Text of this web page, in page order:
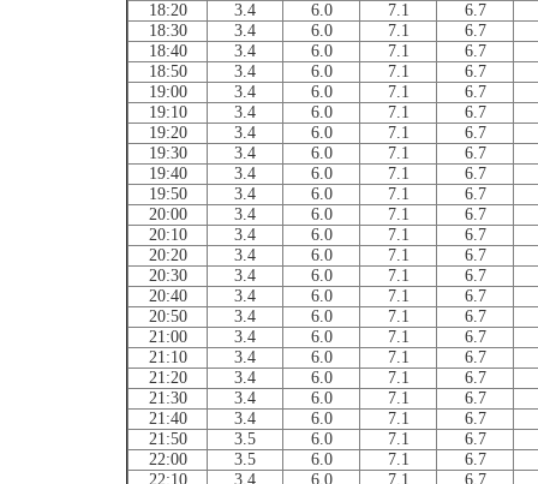
18:20
3.4 6.0 7.1
6.7
18:30
3.4 6.0 7.1
6.7
18:40
3.4 6.0 7.1
6.7
18:50
3.4 6.0 7.1
6.7
19:00
3.4 6.0 7.1
6.7
19:10
3.4 6.0 7.1
6.7
19:20
3.4 6.0 7.1
6.7
19:30
3.4 6.0 7.1
6.7
19:40
3.4 6.0 7.1
6.7
19:50
3.4 6.0 7.1
6.7
20:00
3.4 6.0 7.1
6.7
20:10
3.4 6.0 7.1
6.7
20:20
3.4 6.0 7.1
6.7
20:30
3.4 6.0 7.1
6.7
20:40
3.4 6.0 7.1
6.7
20:50
3.4 6.0 7.1
6.7
21:00
3.4 6.0 7.1
6.7
21:10
3.4 6.0 7.1
6.7
21:20
3.4 6.0 7.1
6.7
21:30
3.4 6.0 7.1
6.7
21:40
3.4 6.0 7.1
6.7
21:50
3.5 6.0 7.1
6.7
22:00
3.5 6.0 7.1
6.7
22:10
3.4 6.0 7.1
6.7